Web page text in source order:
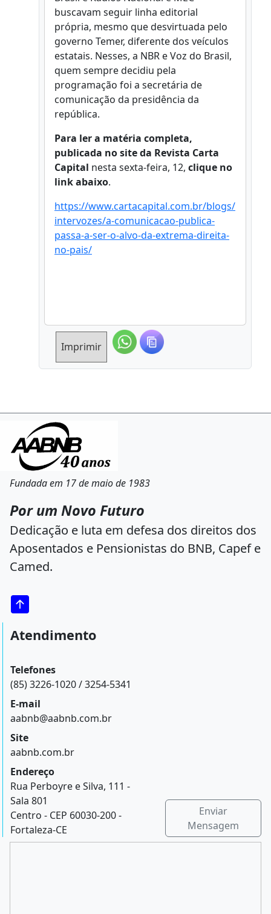
buscavam seguir linha editorial
própria, mesmo que desvirtuada pelo
governo Temer, diferente dos veículos
estatais. Nesses, a NBR e Voz do Brasil,
quem sempre decidiu pela
programação foi a secretária de
comunicação da presidência da
república.
Para ler a matéria completa,
publicada no site da Revista Carta
Capital nesta sexta-feira, 12, clique no
link abaixo.
https://www.cartacapital.com.br/blogs/
intervozes/a-comunicacao-publica-
passa-a-ser-o-alvo-da-extrema-direita-
no-pais/
Imprimir
Fundada em 17 de maio de 1983
Por um Novo Futuro
Dedicação e luta em defesa dos direitos dos
Aposentados e Pensionistas do BNB, Capef e
Camed.
Atendimento
Telefones
(85) 3226-1020 / 3254-5341
E-mail
aabnb@aabnb.com.br
Site
aabnb.com.br
Endereço
Rua Perboyre e Silva, 111 -
Sala 801
Centro - CEP 60030-200 -
Fortaleza-CE
Enviar
Mensagem